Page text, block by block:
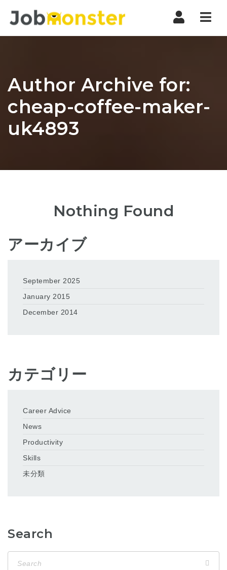
Author Archive for:
cheap-coffee-maker-
uk4893
Nothing Found
アーカイブ
September 2025
January 2015
December 2014
カテゴリー
Career Advice
News
Productivity
Skills
未分類
Search